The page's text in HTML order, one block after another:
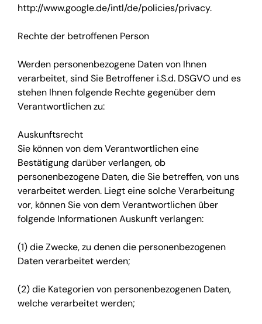
http://www.google.de/intl/de/policies/privacy.
Rechte der betroffenen Person
Werden personenbezogene Daten von Ihnen
verarbeitet, sind Sie Betroffener i.S.d. DSGVO und es
stehen Ihnen folgende Rechte gegenüber dem
Verantwortlichen zu:
Auskunftsrecht
Sie können von dem Verantwortlichen eine
Bestätigung darüber verlangen, ob
personenbezogene Daten, die Sie betreffen, von uns
verarbeitet werden. Liegt eine solche Verarbeitung
vor, können Sie von dem Verantwortlichen über
folgende Informationen Auskunft verlangen:
(1) die Zwecke, zu denen die personenbezogenen
Daten verarbeitet werden;
(2) die Kategorien von personenbezogenen Daten,
welche verarbeitet werden;